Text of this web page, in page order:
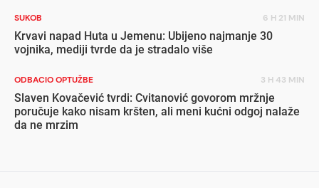
SUKOB 6 H 21 MIN
Krvavi napad Huta u Jemenu: Ubijeno najmanje 30
vojnika, mediji tvrde da je stradalo više
ODBACIO OPTUŽBE 3 H 43 MIN
Slaven Kovačević tvrdi: Cvitanović govorom mržnje
poručuje kako nisam kršten, ali meni kućni odgoj nalaže
da ne mrzim